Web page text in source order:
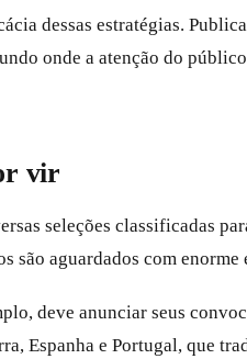
dessas estratégias.
onde a atenção do
vir
seleções classificadas
são aguardados com enorme
deve anunciar seus
Espanha e Portugal, que